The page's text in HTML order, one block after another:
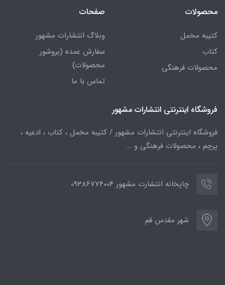
محصولات
کتیبه مخمل
کتاب
محصولات فرهنگی
صفحات
وبلاگ انتشارات مشهور
سفارش عمده (بروشور
محصولات)
تماس با ما
فروشگاه اینترنتی انتشارات مشهور
فروشگاه اینترنتی انتشارات مشهور / کتیبه مخمل ، کتاب ، ادعیه ،
پرچم ، محصولات فرهنگی و ...
چاپخانه انتشارت مشهور 09386774004
شهر مقدس قم